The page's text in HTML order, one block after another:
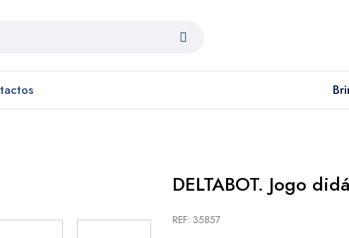
DELTABOT. Jogo
REF: 35857